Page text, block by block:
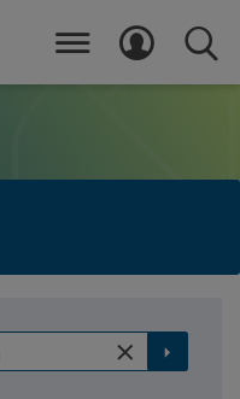
MENÜ LOGIN